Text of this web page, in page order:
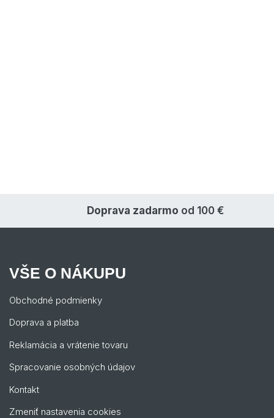
Doprava zadarmo od 100 €
VŠE O NÁKUPU
Obchodné podmienky
Doprava a platba
Reklamácia a vrátenie tovaru
Spracovanie osobných údajov
Kontakt
Zmeniť nastavenia cookies